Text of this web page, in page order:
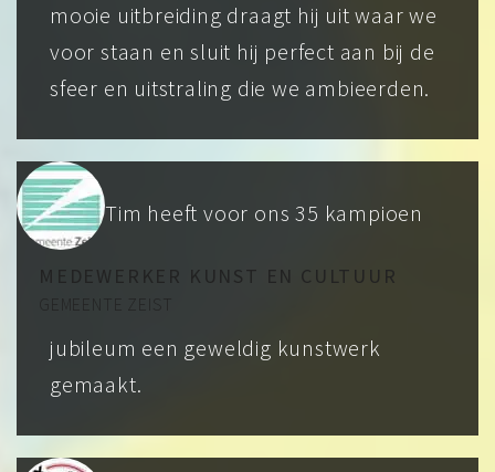
mooie uitbreiding draagt hij uit waar we
voor staan en sluit hij perfect aan bij de
sfeer en uitstraling die we ambieerden.
MEDEWERKER KUNST EN CULTUUR
Tim heeft voor ons 35 kampioen
jubileum een geweldig kunstwerk
gemaakt.